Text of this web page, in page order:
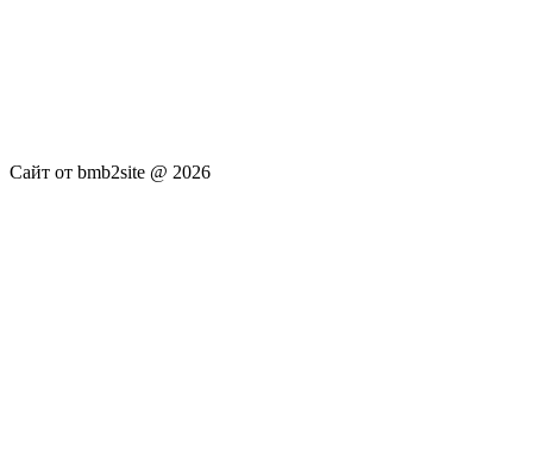
Сайт от bmb2site @ 2026